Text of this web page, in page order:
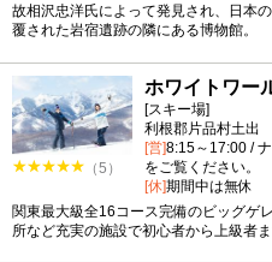
故相沢忠洋氏によって発見され、日本
覆された岩宿遺跡の隣にある博物館。
（5）
ホワイトワー
[スキー場]
利根郡片品村土出
[営]8:15～17:00 /
をご覧ください。
[休]期間中は無休
関東最大級全16コース完備のビッグゲ
所など充実の施設で初心者から上級者